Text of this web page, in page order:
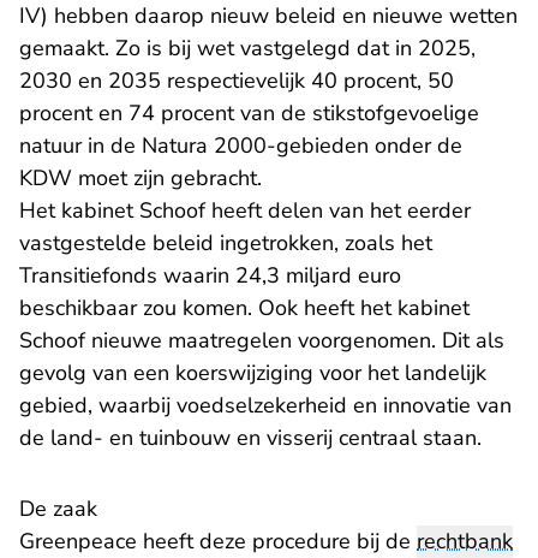
IV) hebben daarop nieuw beleid en nieuwe wetten
gemaakt. Zo is bij wet vastgelegd dat in 2025,
2030 en 2035 respectievelijk 40 procent, 50
procent en 74 procent van de stikstofgevoelige
natuur in de Natura 2000-gebieden onder de
KDW moet zijn gebracht.
Het kabinet Schoof heeft delen van het eerder
vastgestelde beleid ingetrokken, zoals het
Transitiefonds waarin 24,3 miljard euro
beschikbaar zou komen. Ook heeft het kabinet
Schoof nieuwe maatregelen voorgenomen. Dit als
gevolg van een koerswijziging voor het landelijk
gebied, waarbij voedselzekerheid en innovatie van
de land- en tuinbouw en visserij centraal staan.
De zaak
Greenpeace heeft deze procedure bij de rechtbank